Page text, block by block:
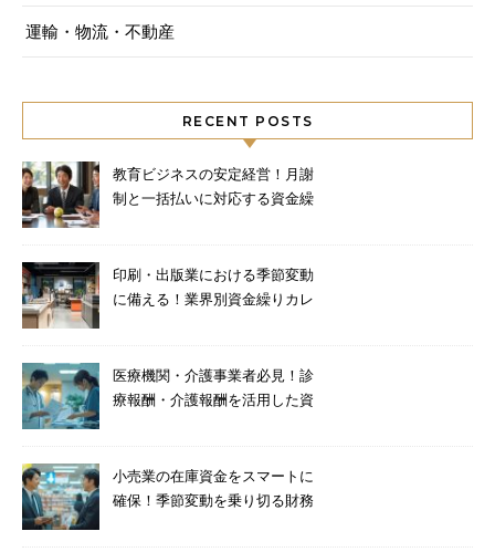
運輸・物流・不動産
RECENT POSTS
教育ビジネスの安定経営！月謝
制と一括払いに対応する資金繰
印刷・出版業における季節変動
に備える！業界別資金繰りカレ
医療機関・介護事業者必見！診
療報酬・介護報酬を活用した資
小売業の在庫資金をスマートに
確保！季節変動を乗り切る財務